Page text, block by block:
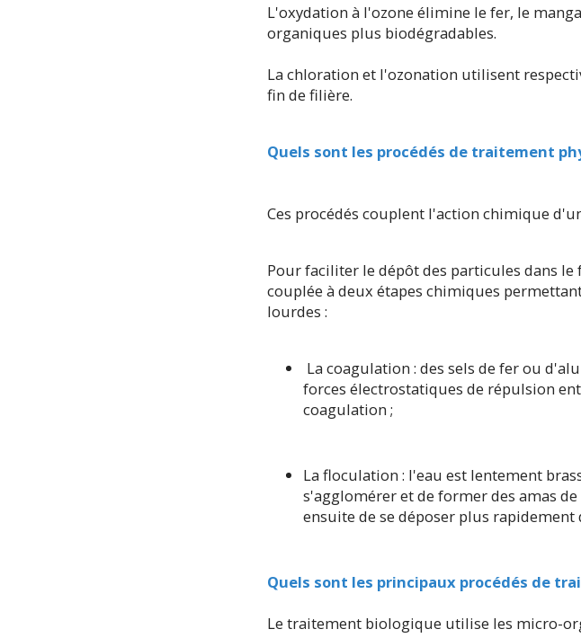
L'oxydation à l'ozone élimine le fer, le
organiques plus biodégradables.
La chloration et l'ozonation utilisent
fin de filière.
Quels sont les procédés de traitement
Ces procédés couplent l'action chimique
Pour faciliter le dépôt des particules dans
couplée à deux étapes chimiques
lourdes :
La coagulation : des sels de fer ou
forces électrostatiques de répulsion
coagulation ;
La floculation : l'eau est lentement
s'agglomérer et de former des amas
ensuite de se déposer plus
Quels sont les principaux procédés de
Le traitement biologique utilise les micro-